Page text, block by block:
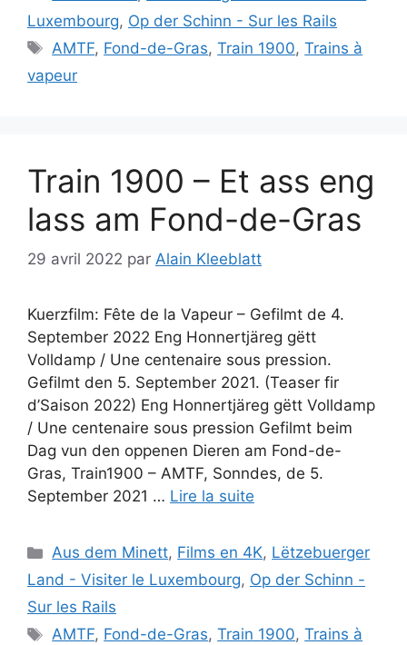
Luxembourg, Op der Schinn - Sur les Rails
Étiquettes
AMTF, Fond-de-Gras,Train 1900,Trains à
vapeur
Train 1900 – Et ass eng
lass am Fond-de-Gras
29 avril 2022 par Alain Kleeblatt
Kuerzfilm: Fête de la Vapeur – Gefilmt de 4.
September 2022 Eng Honnertjäreg gëtt
Volldamp / Une centenaire sous pression.
Gefilmt den 5. September 2021. (Teaser fir
d’Saison 2022) Eng Honnertjäreg gëtt Volldamp
/ Une centenaire sous pression Gefilmt beim
Dag vun den oppenen Dieren am Fond-de-
Gras, Train1900 – AMTF, Sonndes, de 5.
September 2021 … Lire la suite
Catégories
Aus dem Minett, Films en 4K, Lëtzebuerger
Land - Visiter le Luxembourg, Op der Schinn -
Sur les Rails
Étiquettes
AMTF, Fond-de-Gras,Train 1900,Trains à